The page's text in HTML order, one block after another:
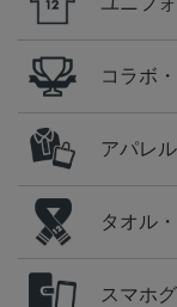
コラボ
アパレ
タオル
スマホ